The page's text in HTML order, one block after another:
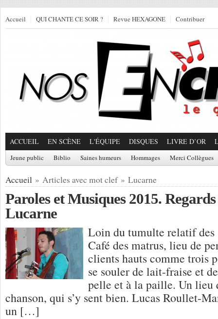
Accueil QUI CHANTE CE SOIR ? Revue HEXAGONE Contribuer
ACCUEIL EN SCÈNE L'ÉQUIPE DISQUES LIVRE D’OR
Jeune public Biblio Saines humeurs Hommages Merci Collègues
Accueil » Articles avec mot clef » Lucarne
Paroles et Musiques 2015.
Lucarne
Loin du tumulte relatif des
Café des matrus, lieu de
clients hauts comme trois
se souler de lait-fraise et
pelle et à la paille. Un lieu
chanson, qui s’y sent bien. Lucas Roullet-
un […]